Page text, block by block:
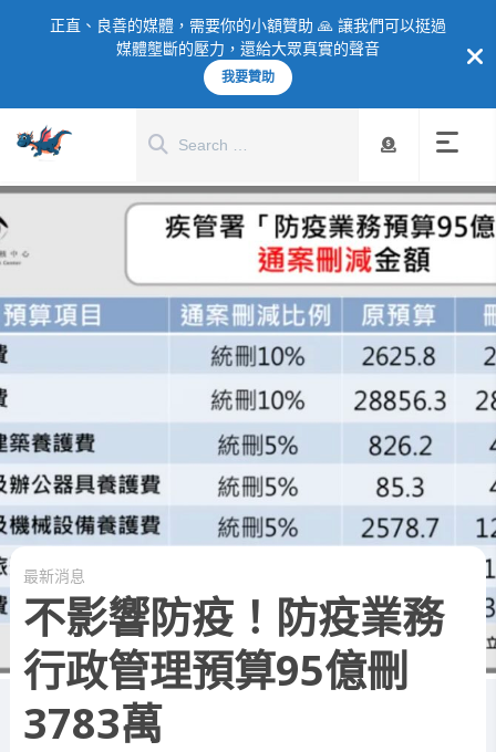
正直、良善的媒體，需要你的小額贊助 🙏 讓我們可以挺過
媒體壟斷的壓力，還給大眾真實的聲音
我要贊助
最新消息
不影響防疫！防疫業務
行政管理預算95億刪
3783萬